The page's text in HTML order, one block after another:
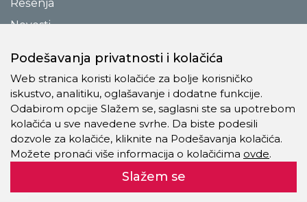
Rešenja
Novosti
O preduzeću
Kontakt
Pravila o privatnosti
Kolačići
Podešavanja privatnosti i kolačića
Web stranica koristi kolačiće za bolje korisničko
iskustvo, analitiku, oglašavanje i dodatne funkcije.
Odabirom opcije Slažem se, saglasni ste sa upotrebom
kolačića u sve navedene svrhe. Da biste podesili
dozvole za kolačiće, kliknite na Podešavanja kolačića.
Možete pronaći više informacija o kolačićima ovde.
Slažem se